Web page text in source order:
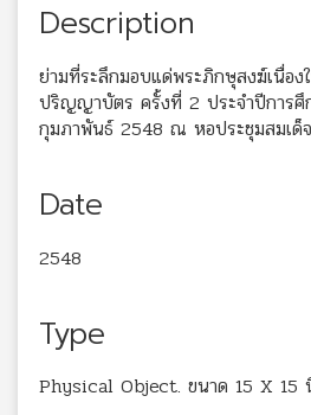
Description
ย่ามที่ระลึกมอบแด่พระภิกษุสงฆ์เนื่อง
ปริญญาบัตร ครั้งที่ 2 ประจำปีการ
กุมภาพันธ์ 2548 ณ หอประชุมสมเด็
Date
2548
Type
Physical Object. ขนาด 15 X 15